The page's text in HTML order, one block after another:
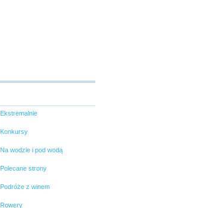
Ekstremalnie
Konkursy
Na wodzie i pod wodą
Polecane strony
Podróże z winem
Rowery